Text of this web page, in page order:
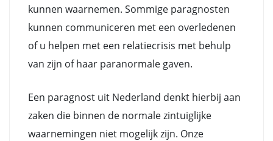
kunnen waarnemen. Sommige paragnosten
kunnen communiceren met een overledenen
of u helpen met een relatiecrisis met behulp
van zijn of haar paranormale gaven.
Een paragnost uit Nederland denkt hierbij aan
zaken die binnen de normale zintuiglijke
waarnemingen niet mogelijk zijn. Onze